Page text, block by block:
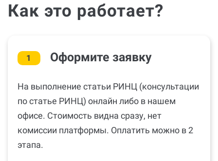
Как это работает?
1 Оформите заявку
На выполнение статьи РИНЦ (консультации
по статье РИНЦ) онлайн либо в нашем
офисе. Стоимость видна сразу, нет
комиссии платформы. Оплатить можно в 2
этапа.